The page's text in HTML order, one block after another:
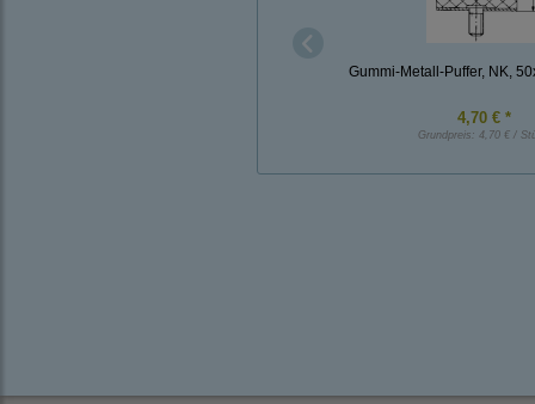
Gummi-Metall-Puffer, NK,
4,70 € *
Grundpreis: 4,70 € /